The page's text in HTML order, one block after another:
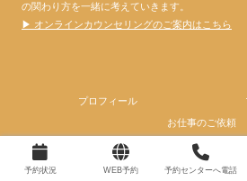
の関わり方を一緒に考えていきます。
▶ オンラインカウンセリングのご案内はこちら
プロフィール
お仕事のご依頼
© 2024 心理カウンセラー大門昌代
予約状況 WEB予約 予約センターへ電話